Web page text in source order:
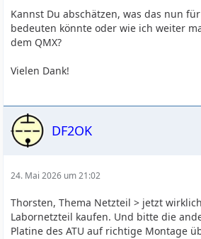
Kannst Du abschätzen, was das nun
bedeuten könnte oder wie ich weiter
dem QMX?
Vielen Dank!
DF2OK
24. Mai 2026 um 21:02
Thorsten, Thema Netzteil > jetzt
Labornetzteil kaufen. Und bitte die
Platine des ATU auf richtige Montage